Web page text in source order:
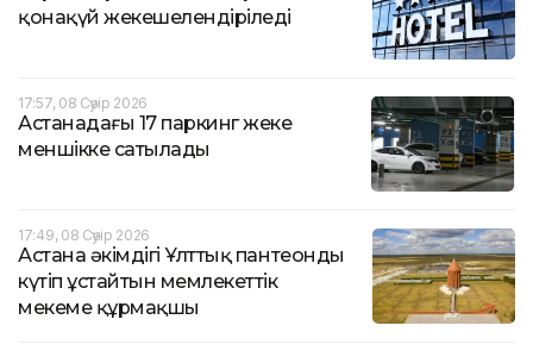
қонақүй жекешелендіріледі
17:57, 08 Сәуір 2026
Астанадағы 17 паркинг жеке
меншікке сатылады
17:49, 08 Сәуір 2026
Астана әкімдігі Ұлттық пантеонды
күтіп ұстайтын мемлекеттік
мекеме құрмақшы